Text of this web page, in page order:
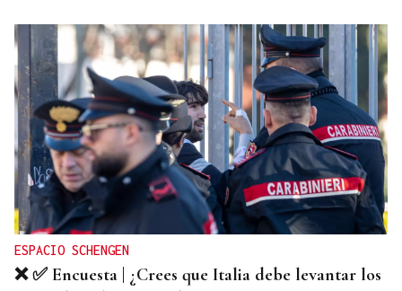
ESPACIO SCHENGEN
❌ ✅ Encuesta | ¿Crees que Italia debe levantar los